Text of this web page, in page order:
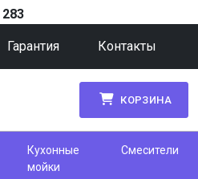
283
Гарантия Контакты
КОРЗИНА
Кухонные
мойки
Смесители